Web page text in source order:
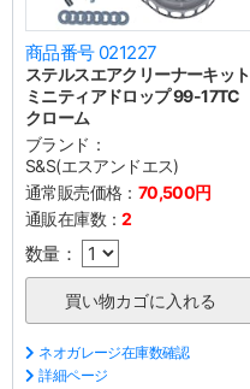
商品番号 021227
ステルスエアクリーナーキット
ミニティアドロップ 99-17TC
クローム
ブランド：
S&S(エスアンドエス)
通常販売価格： 70,500円
通販在庫数：2
数量：
ネオガレージ在庫数確認
詳細ページ